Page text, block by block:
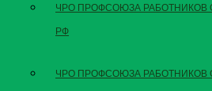
ЧРО ПРОФСОЮЗА РАБОТНИКОВ
РФ
ЧРО ПРОФСОЮЗА РАБОТНИКОВ